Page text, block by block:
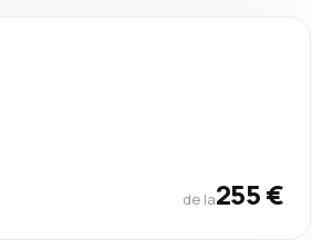
de la255 €